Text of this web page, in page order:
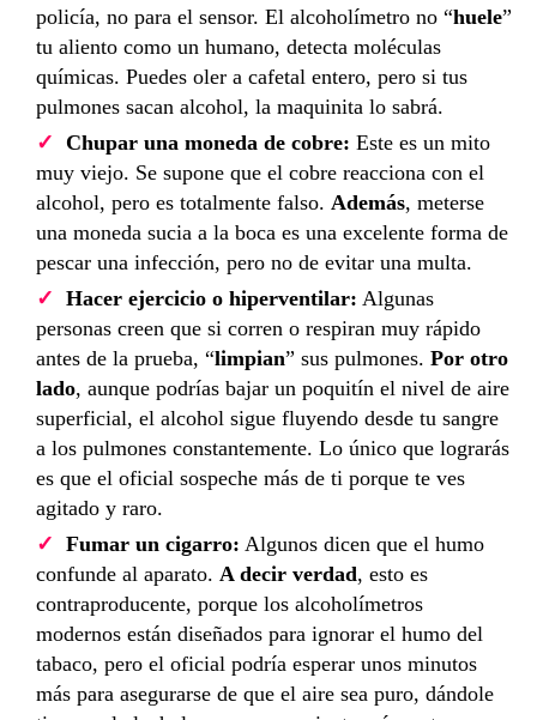
policía, no para el sensor. El alcoholímetro no “huele”
tu aliento como un humano, detecta moléculas
químicas. Puedes oler a cafetal entero, pero si tus
pulmones sacan alcohol, la maquinita lo sabrá.
Chupar una moneda de cobre: Este es un mito
muy viejo. Se supone que el cobre reacciona con el
alcohol, pero es totalmente falso. Además, meterse
una moneda sucia a la boca es una excelente forma de
pescar una infección, pero no de evitar una multa.
Hacer ejercicio o hiperventilar: Algunas
personas creen que si corren o respiran muy rápido
antes de la prueba, “limpian” sus pulmones. Por otro
lado, aunque podrías bajar un poquitín el nivel de aire
superficial, el alcohol sigue fluyendo desde tu sangre
a los pulmones constantemente. Lo único que lograrás
es que el oficial sospeche más de ti porque te ves
agitado y raro.
Fumar un cigarro: Algunos dicen que el humo
confunde al aparato. A decir verdad, esto es
contraproducente, porque los alcoholímetros
modernos están diseñados para ignorar el humo del
tabaco, pero el oficial podría esperar unos minutos
más para asegurarse de que el aire sea puro, dándole